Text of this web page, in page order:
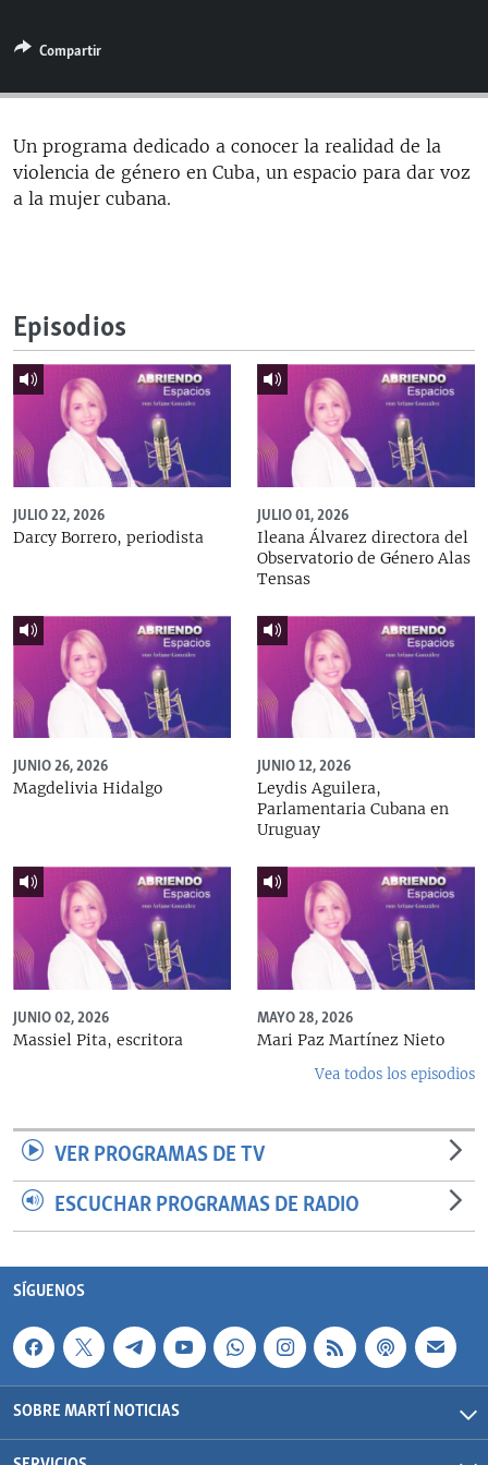
ESPECIALES
ESPECIALES
LA REALIDAD DE LA VIVIENDA EN CUBA
SER VIEJO EN CUBA
KENTU-CUBANO
LA INVASIÓN DE RUSIA A UCRANIA
MULTIMEDIA
EDITORIALES
SÍGUENOS
Compartir
Un programa dedicado a conocer la realidad de la
violencia de género en Cuba, un espacio para dar voz
a la mujer cubana.
Episodios
JULIO 22, 2026
Darcy Borrero, periodista
JULIO 01, 2026
Ileana Álvarez directora del
Observatorio de Género Alas
Tensas
JUNIO 26, 2026
Magdelivia Hidalgo
JUNIO 12, 2026
Leydis Aguilera,
Parlamentaria Cubana en
Uruguay
JUNIO 02, 2026
Massiel Pita, escritora
MAYO 28, 2026
Mari Paz Martínez Nieto
Vea todos los episodios
VER PROGRAMAS DE TV
ESCUCHAR PROGRAMAS DE RADIO
SÍGUENOS
SOBRE MARTÍ NOTICIAS